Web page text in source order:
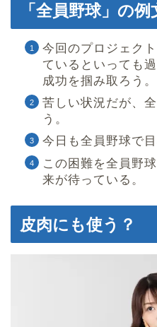
「全員野球」の例
今回のプロジェク
ているといっても
成功を掴み取ろう。
苦しい状況だが、
う。
今日も全員野球で
この困難を全員野
来が待っている。
皮肉にも使う？